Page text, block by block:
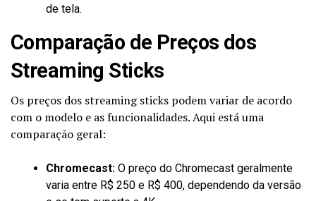
de tela.
Comparação de Preços dos
Streaming Sticks
Os preços dos streaming sticks podem variar de acordo
com o modelo e as funcionalidades. Aqui está uma
comparação geral:
Chromecast: O preço do Chromecast geralmente
varia entre R$ 250 e R$ 400, dependendo da versão